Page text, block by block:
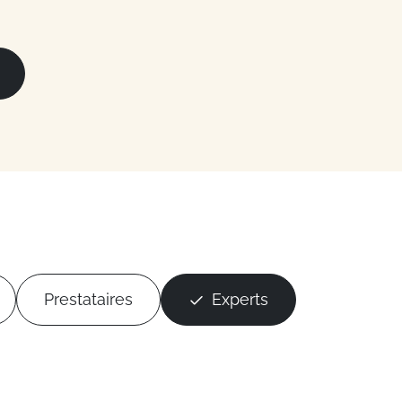
Prestataires Experts